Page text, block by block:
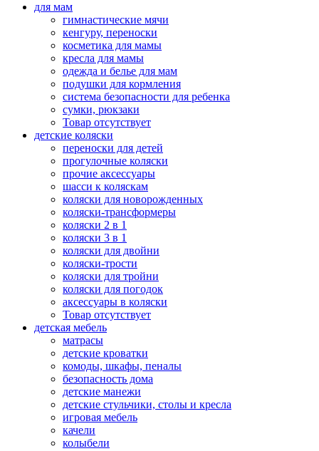
для мам
гимнастические мячи
кенгуру, переноски
косметика для мамы
кресла для мамы
одежда и белье для мам
подушки для кормления
система безопасности для ребенка
сумки, рюкзаки
Товар отсутствует
детские коляски
переноски для детей
прогулочные коляски
прочие аксессуары
шасси к коляскам
коляски для новорожденных
коляски-трансформеры
коляски 2 в 1
коляски 3 в 1
коляски для двойни
коляски-трости
коляски для тройни
коляски для погодок
аксессуары в коляски
Товар отсутствует
детская мебель
матрасы
детские кроватки
комоды, шкафы, пеналы
безопасность дома
детские манежи
детские стульчики, столы и кресла
игровая мебель
качели
колыбели